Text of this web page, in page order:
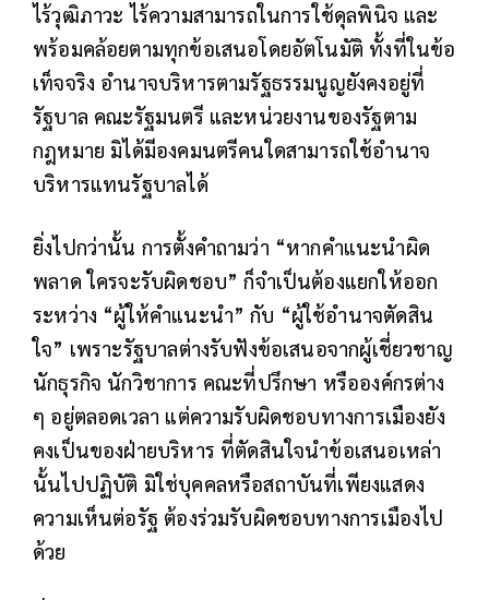
ไร้วุฒิภาวะ ไร้ความสามารถในการใช้ดุลพินิจ และ
พร้อมคล้อยตามทุกข้อเสนอโดยอัตโนมัติ ทั้งที่ในข้อ
เท็จจริง อำนาจบริหารตามรัฐธรรมนูญยังคงอยู่ที่
รัฐบาล คณะรัฐมนตรี และหน่วยงานของรัฐตาม
กฎหมาย มิได้มีองคมนตรีคนใดสามารถใช้อำนาจ
บริหารแทนรัฐบาลได้
ยิ่งไปกว่านั้น การตั้งคำถามว่า “หากคำแนะนำผิด
พลาด ใครจะรับผิดชอบ” ก็จำเป็นต้องแยกให้ออก
ระหว่าง “ผู้ให้คำแนะนำ” กับ “ผู้ใช้อำนาจตัดสิน
ใจ” เพราะรัฐบาลต่างรับฟังข้อเสนอจากผู้เชี่ยวชาญ
นักธุรกิจ นักวิชาการ คณะที่ปรึกษา หรือองค์กรต่าง
ๆ อยู่ตลอดเวลา แต่ความรับผิดชอบทางการเมืองยัง
คงเป็นของฝ่ายบริหาร ที่ตัดสินใจนำข้อเสนอเหล่า
นั้นไปปฏิบัติ มิใช่บุคคลหรือสถาบันที่เพียงแสดง
ความเห็นต่อรัฐ ต้องร่วมรับผิดชอบทางการเมืองไป
ด้วย